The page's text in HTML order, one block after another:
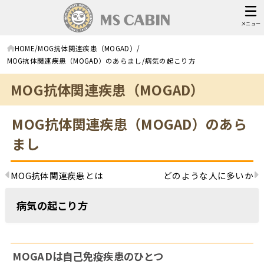
メニュー
HOME MOG抗体関連疾患（MOGAD）
MOG抗体関連疾患（MOGAD）のあらまし 病気の起こり方
MOG抗体関連疾患（MOGAD）
MOG抗体関連疾患（MOGAD）のあら
まし
MOG抗体関連疾患とは どのような人に多いか
病気の起こり方
MOGADは自己免疫疾患のひとつ